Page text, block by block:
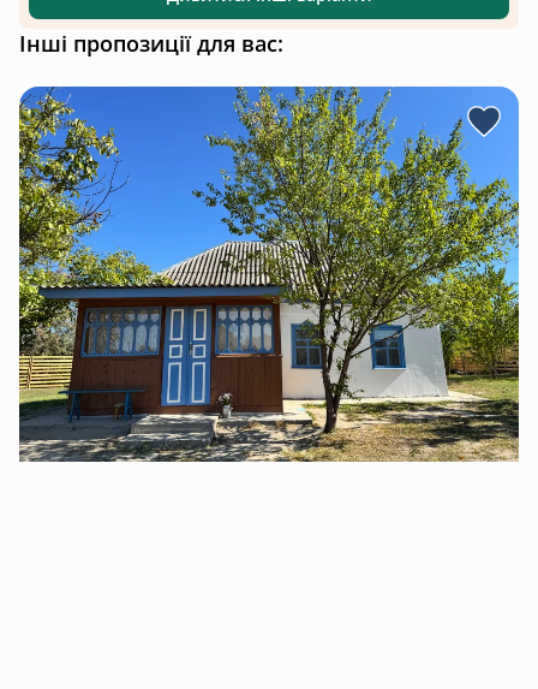
Інші пропозиції для вас: